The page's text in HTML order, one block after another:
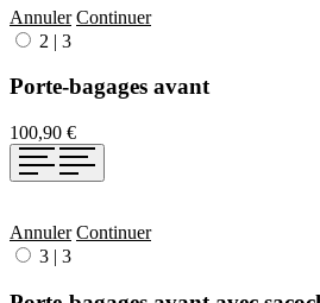
Annuler Continuer
2 | 3
Porte-bagages avant
100,90 €
Annuler Continuer
3 | 3